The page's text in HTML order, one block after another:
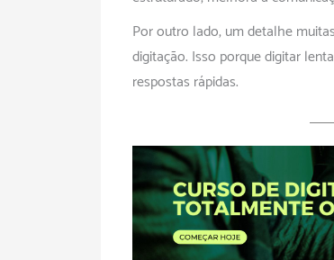
Por outro lado, um detalhe
digitação. Isso porque digitar
respostas rápidas.